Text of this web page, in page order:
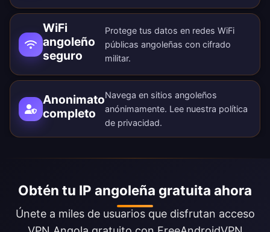
WiFi
angoleño
seguro
Protege tus datos en redes WiFi
públicas angoleñas con cifrado
militar.
Anonimato
completo
Navega en sitios angoleños
anónimamente. Lee nuestra política
de privacidad.
Obtén tu IP angoleña gratuita ahora
Únete a miles de usuarios que disfrutan acceso